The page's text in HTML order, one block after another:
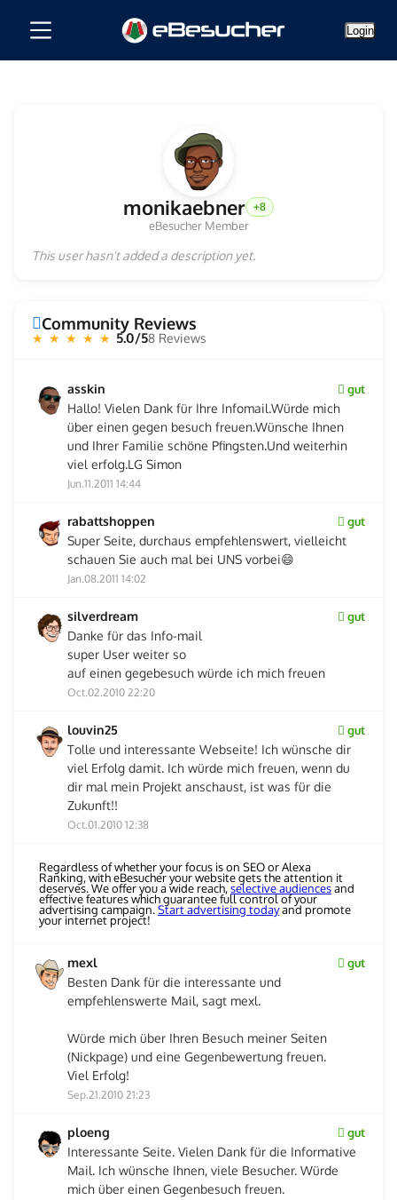
Login
monikaebner +8
eBesucher Member
This user hasn't added a description yet.
Community Reviews
★ ★ ★ ★ ★ 5.0/58 Reviews
asskin gut
Hallo! Vielen Dank für Ihre Infomail.Würde mich
über einen gegen besuch freuen.Wünsche Ihnen
und Ihrer Familie schöne Pfingsten.Und weiterhin
viel erfolg.LG Simon
Jun.11.2011 14:44
rabattshoppen gut
Super Seite, durchaus empfehlenswert, vielleicht
schauen Sie auch mal bei UNS vorbei😄
Jan.08.2011 14:02
silverdream gut
Danke für das Info-mail
super User weiter so
auf einen gegebesuch würde ich mich freuen
Oct.02.2010 22:20
louvin25 gut
Tolle und interessante Webseite! Ich wünsche dir
viel Erfolg damit. Ich würde mich freuen, wenn du
dir mal mein Projekt anschaust, ist was für die
Zukunft!!
Oct.01.2010 12:38
Regardless of whether your focus is on SEO or Alexa
Ranking, with eBesucher your website gets the attention it
deserves. We offer you a wide reach,selective audiencesand
effective features which guarantee full control of your
advertising campaign.Start advertising todayand promote
your internet project!
mexl gut
Besten Dank für die interessante und
empfehlenswerte Mail, sagt mexl.
Würde mich über Ihren Besuch meiner Seiten
(Nickpage) und eine Gegenbewertung freuen.
Viel Erfolg!
Sep.21.2010 21:23
ploeng gut
Interessante Seite. Vielen Dank für die Informative
Mail. Ich wünsche Ihnen, viele Besucher. Würde
mich über einen Gegenbesuch freuen.